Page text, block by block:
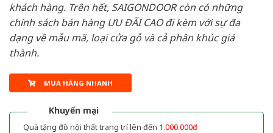
khách hàng. Trên hết, SAIGONDOOR còn có những
chính sách bán hàng ƯU ĐÃI CAO đi kèm với sự đa
dạng về mẫu mã, loại cửa gỗ và cả phân khúc giá
thành.
MUA HÀNG NHANH
Khuyến mại
Quà tặng đồ nội thất trang trí lên đến 1.000.000đ